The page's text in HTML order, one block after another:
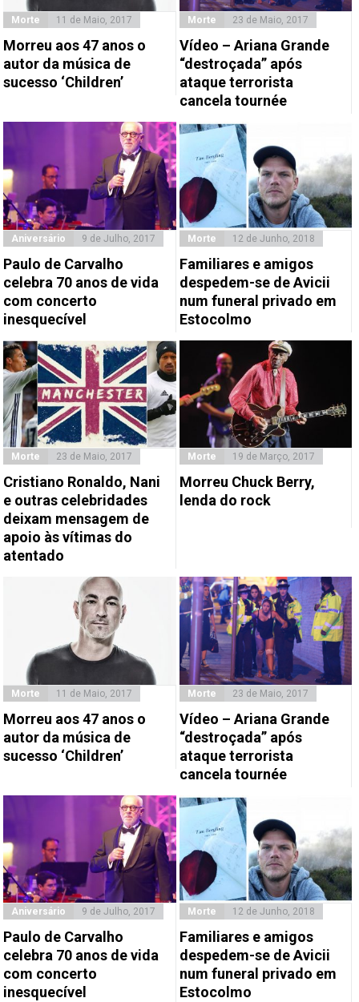
Morte 11 de Maio, 2017
Morreu aos 47 anos o
autor da música de
sucesso ‘Children’
Morte 23 de Maio, 2017
Vídeo – Ariana Grande
“destroçada” após
ataque terrorista
cancela tournée
Aniversário 9 de Julho, 2017
Paulo de Carvalho
celebra 70 anos de vida
com concerto
inesquecível
Morte 12 de Junho, 2018
Familiares e amigos
despedem-se de Avicii
num funeral privado em
Estocolmo
Morte 23 de Maio, 2017
Cristiano Ronaldo, Nani
e outras celebridades
deixam mensagem de
apoio às vítimas do
atentado
Morte 19 de Março, 2017
Morreu Chuck Berry,
lenda do rock
Morte 11 de Maio, 2017
Morreu aos 47 anos o
autor da música de
sucesso ‘Children’
Morte 23 de Maio, 2017
Vídeo – Ariana Grande
“destroçada” após
ataque terrorista
cancela tournée
Aniversário 9 de Julho, 2017
Paulo de Carvalho
celebra 70 anos de vida
com concerto
inesquecível
Morte 12 de Junho, 2018
Familiares e amigos
despedem-se de Avicii
num funeral privado em
Estocolmo